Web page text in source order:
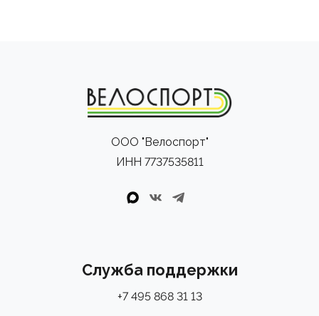
ООО "Велоспорт"
ИНН 7737535811
Служба поддержки
+7 495 868 31 13